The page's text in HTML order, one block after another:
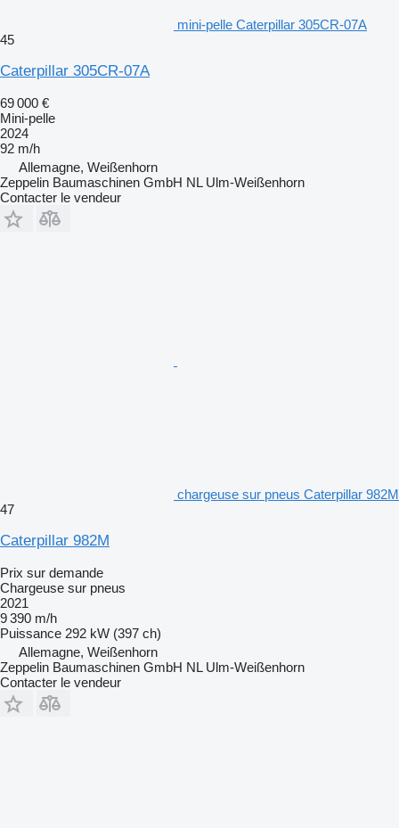
mini-pelle Caterpillar 305CR-07A
45
Caterpillar 305CR-07A
69 000 €
Mini-pelle
2024
92 m/h
Allemagne, Weißenhorn
Zeppelin Baumaschinen GmbH NL Ulm-Weißenhorn
Contacter le vendeur
chargeuse sur pneus Caterpillar 982M
47
Caterpillar 982M
Prix sur demande
Chargeuse sur pneus
2021
9 390 m/h
Puissance 292 kW (397 ch)
Allemagne, Weißenhorn
Zeppelin Baumaschinen GmbH NL Ulm-Weißenhorn
Contacter le vendeur